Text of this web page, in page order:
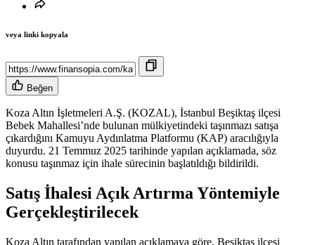
veya linki kopyala
Beğen
Koza Altın İşletmeleri A.Ş. (KOZAL), İstanbul Beşiktaş ilçesi
Bebek Mahallesi’nde bulunan mülkiyetindeki taşınmazı satışa
çıkardığını Kamuyu Aydınlatma Platformu (KAP) aracılığıyla
duyurdu. 21 Temmuz 2025 tarihinde yapılan açıklamada, söz
konusu taşınmaz için ihale sürecinin başlatıldığı bildirildi.
Satış İhalesi Açık Artırma Yöntemiyle
Gerçekleştirilecek
Koza Altın tarafından yapılan açıklamaya göre, Beşiktaş ilçesi